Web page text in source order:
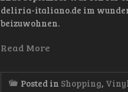
deliria-italiano.de im
beizuwohnen.
Read More
Posted in Shopping,